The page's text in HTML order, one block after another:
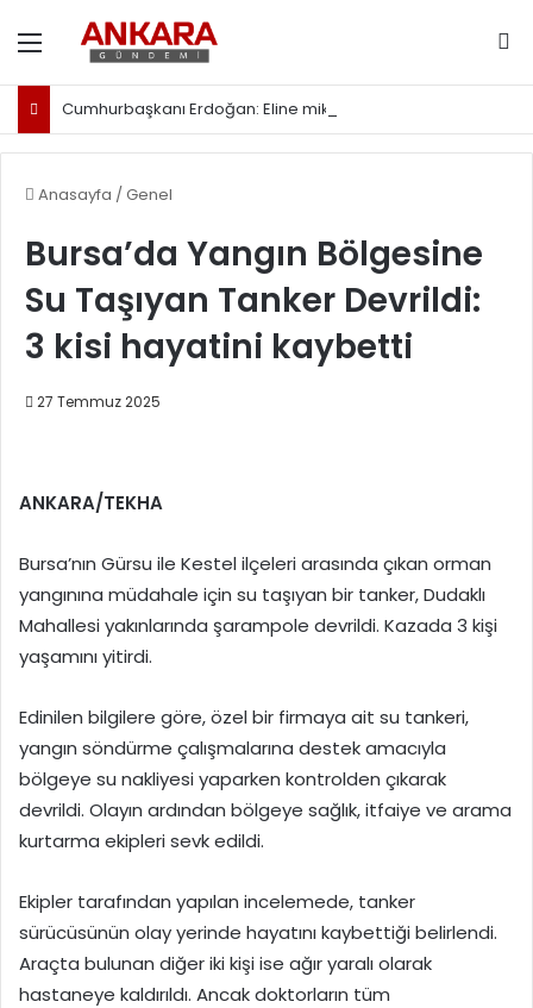
Menü
Anasayfa / Genel
Bursa’da Yangın Bölgesine
Su Taşıyan Tanker Devrildi:
3 kisi hayatini kaybetti
27 Temmuz 2025
ANKARA/TEKHA
Bursa’nın Gürsu ile Kestel ilçeleri arasında çıkan orman
yangınına müdahale için su taşıyan bir tanker, Dudaklı
Mahallesi yakınlarında şarampole devrildi. Kazada 3 kişi
yaşamını yitirdi.
Edinilen bilgilere göre, özel bir firmaya ait su tankeri,
yangın söndürme çalışmalarına destek amacıyla
bölgeye su nakliyesi yaparken kontrolden çıkarak
devrildi. Olayın ardından bölgeye sağlık, itfaiye ve arama
kurtarma ekipleri sevk edildi.
Ekipler tarafından yapılan incelemede, tanker
sürücüsünün olay yerinde hayatını kaybettiği belirlendi.
Araçta bulunan diğer iki kişi ise ağır yaralı olarak
hastaneye kaldırıldı. Ancak doktorların tüm